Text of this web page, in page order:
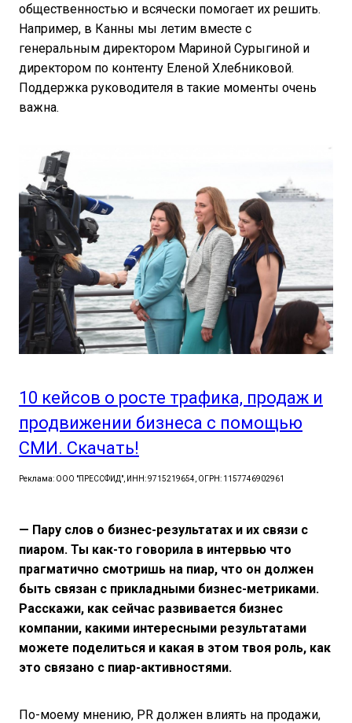
общественностью и всячески помогает их решить.
Например, в Канны мы летим вместе с
генеральным директором Мариной Сурыгиной и
директором по контенту Еленой Хлебниковой.
Поддержка руководителя в такие моменты очень
важна.
10 кейсов о росте трафика, продаж и
продвижении бизнеса с помощью
СМИ. Скачать!
Реклама: ООО "ПРЕССФИД", ИНН: 9715219654, ОГРН: 1157746902961
— Пару слов о бизнес-результатах и их связи с
пиаром. Ты как-то говорила в интервью что
прагматично смотришь на пиар, что он должен
быть связан с прикладными бизнес-метриками.
Расскажи, как сейчас развивается бизнес
компании, какими интересными результатами
можете поделиться и какая в этом твоя роль, как
это связано с пиар-активностями.
По-моему мнению, PR должен влиять на продажи,